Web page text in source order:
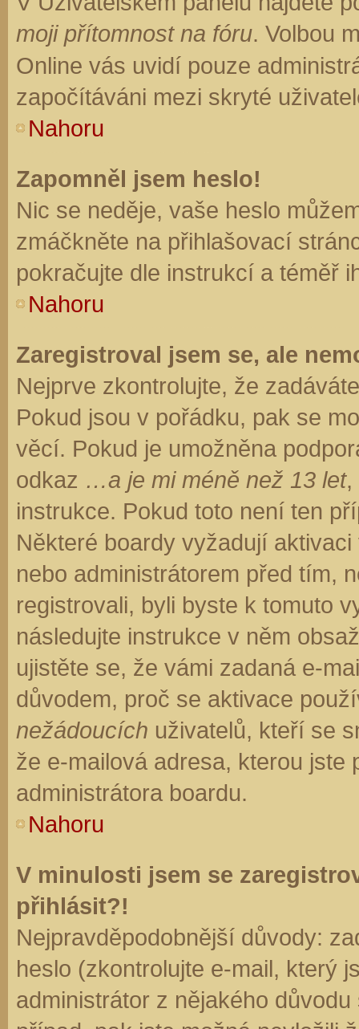
moji přítomnost na fóru. Volbou
Online vás uvidí pouze
započítáváni mezi skryté
Nahoru
Zapomněl jsem heslo!
Nic se neděje, vaše heslo
zmáčkněte na přihlašovací
pokračujte dle instrukcí a téměř
Nahoru
Zaregistroval jsem se, ale
Nejprve zkontrolujte, že
Pokud jsou v pořádku, pak se
věcí. Pokud je umožněna
odkaz …a je mi méně než 13 let,
instrukce. Pokud toto není ten
Některé boardy vyžadují
nebo administrátorem před tím,
registrovali, byli byste k tomuto
následujte instrukce v něm
ujistěte se, že vámi zadaná e-
důvodem, proč se aktivace
nežádoucích uživatelů, kteří se
že e-mailová adresa, kterou jste
administrátora boardu.
Nahoru
V minulosti jsem se
přihlásit?!
Nejpravděpodobnější důvody:
heslo (zkontrolujte e-mail, který
administrátor z nějakého